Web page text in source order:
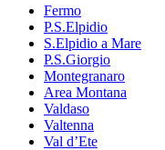
Fermo
P.S.Elpidio
S.Elpidio a Mare
P.S.Giorgio
Montegranaro
Area Montana
Valdaso
Valtenna
Val d’Ete